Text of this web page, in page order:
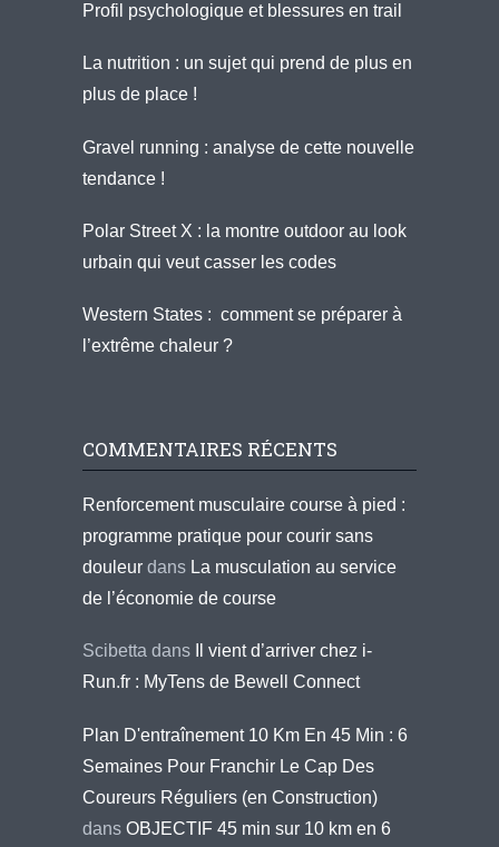
Profil psychologique et blessures en trail
La nutrition : un sujet qui prend de plus en
plus de place !
Gravel running : analyse de cette nouvelle
tendance !
Polar Street X : la montre outdoor au look
urbain qui veut casser les codes
Western States : comment se préparer à
l’extrême chaleur ?
COMMENTAIRES RÉCENTS
Renforcement musculaire course à pied :
programme pratique pour courir sans
douleur dans La musculation au service
de l’économie de course
Scibetta dans
Il vient d’arriver chez i-
Run.fr : MyTens de Bewell Connect
Plan D'entraînement 10 Km En 45 Min : 6
Semaines Pour Franchir Le Cap Des
Coureurs Réguliers (en Construction)
dans OBJECTIF 45 min sur 10 km en 6